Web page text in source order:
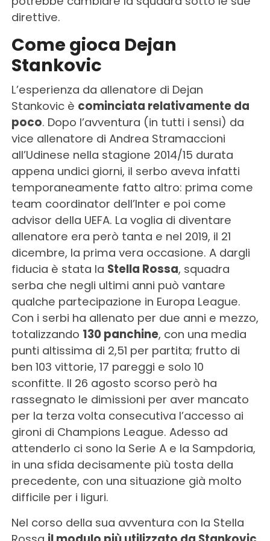
direttive.
Come gioca Dejan
Stankovic
L’esperienza da allenatore di Dejan
Stankovic è cominciata relativamente da
poco. Dopo l’avventura (in tutti i sensi) da
vice allenatore di Andrea Stramaccioni
all’Udinese nella stagione 2014/15 durata
appena undici giorni, il serbo aveva infatti
temporaneamente fatto altro: prima come
team coordinator dell’Inter e poi come
advisor della UEFA. La voglia di diventare
allenatore era però tanta e nel 2019, il 21
dicembre, la prima vera occasione. A dargli
fiducia è stata la Stella Rossa, squadra
serba che negli ultimi anni può vantare
qualche partecipazione in Europa League.
Con i serbi ha allenato per due anni e mezzo,
totalizzando 130 panchine, con una media
punti altissima di 2,51 per partita; frutto di
ben 103 vittorie, 17 pareggi e solo 10
sconfitte. Il 26 agosto scorso però ha
rassegnato le dimissioni per aver mancato
per la terza volta consecutiva l’accesso ai
gironi di Champions League. Adesso ad
attenderlo ci sono la Serie A e la Sampdoria,
in una sfida decisamente più tosta della
precedente, con una situazione già molto
difficile per i liguri.
Nel corso della sua avventura con la Stella